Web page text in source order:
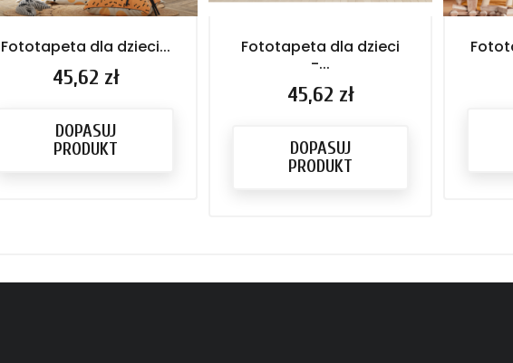
Fototapeta dla dzieci...
Cena
45,62 zł
DOPASUJ
PRODUKT
Fototapeta dla dzieci
-...
Cena
45,62 zł
DOPASUJ
PRODUKT